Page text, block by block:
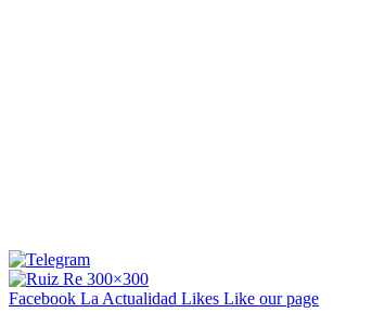
Facebook La Actualidad Likes Like our page